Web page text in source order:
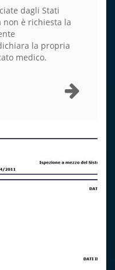
dagli Stati
non è richiesta la
la propria
medico.